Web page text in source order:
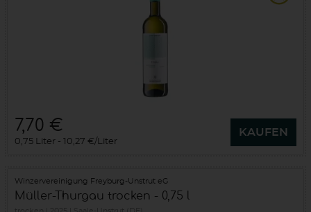
7,70 €
0,75 Liter 10,27 €/Liter
KAUFEN
Winzervereinigung Freyburg-Unstrut eG
Müller-Thurgau trocken - 0,75 l